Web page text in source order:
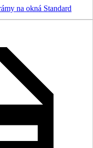
na okná Standard